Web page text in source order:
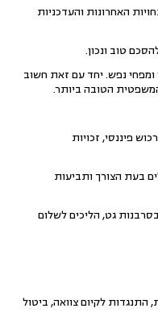
האחרונות והעדכניות
טוב ונכון.
ומפחי נפש. יחד עם זאת חשוב
הטובה ביותר.
פיננסי, זכויות
בעת הצורך ותביעות
גט, הליכים לשלום
התנגדות לקיום צוואה, ביטול